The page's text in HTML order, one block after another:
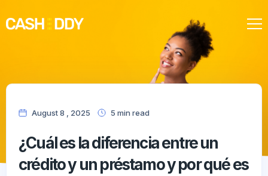
Nuestra oferta
August 8 , 2025 5 min read
¿Cuál es la diferencia entre un
crédito y un préstamo y por qué es